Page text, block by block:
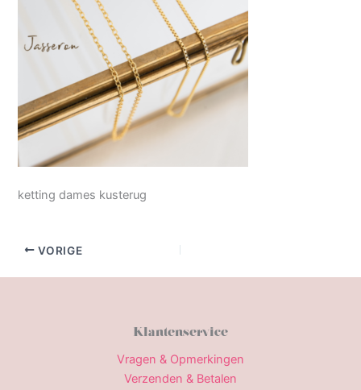
ketting dames kusterug
VORIGE
Klantenservice
Vragen & Opmerkingen
Verzenden & Betalen